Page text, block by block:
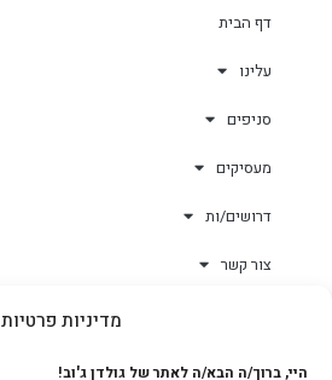
מדיניות פרטיות
היי, ברוך/ה הבא/ה לאתר של גולדן ג'וב!
דף הבית
עלינו
סניפים
מעסיקים
דרושים/ות
צור קשר